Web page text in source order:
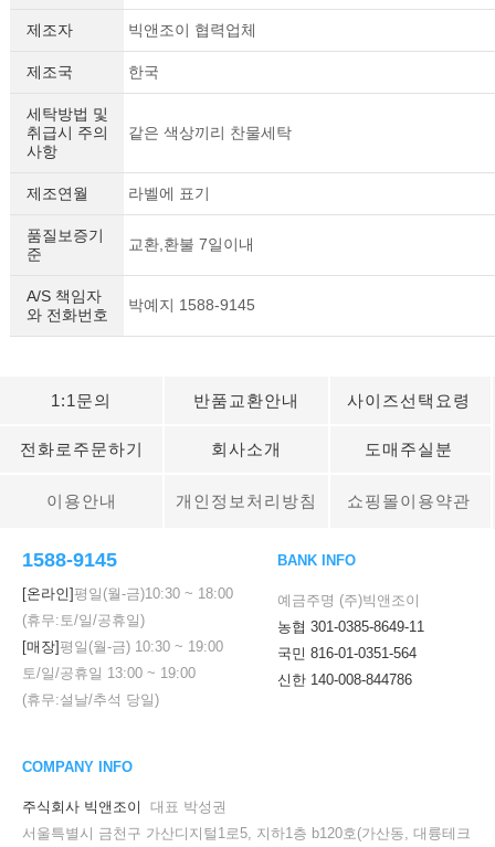
제조자 빅앤조이 협력업체
제조국 한국
세탁방법 및
취급시 주의
사항
같은 색상끼리 찬물세탁
제조연월 라벨에 표기
품질보증기
준
교환,환불 7일이내
A/S 책임자
와 전화번호
박예지 1588-9145
1:1문의 반품교환안내 사이즈선택요령
전화로주문하기 회사소개 도매주실분
이용안내 개인정보처리방침 쇼핑몰이용약관
1588-9145
[온라인]평일(월-금)10:30 ~ 18:00
(휴무:토/일/공휴일)
[매장]평일(월-금) 10:30 ~ 19:00
토/일/공휴일 13:00 ~ 19:00
(휴무:설날/추석 당일)
BANK INFO
예금주명 (주)빅앤조이
농협 301-0385-8649-11
국민 816-01-0351-564
신한 140-008-844786
COMPANY INFO
주식회사 빅앤조이
대표 박성권
서울특별시 금천구 가산디지털1로5, 지하1층 b120호(가산동, 대륭테크